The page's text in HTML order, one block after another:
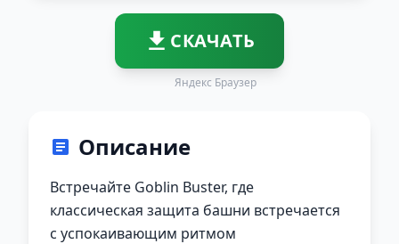
СКАЧАТЬ
Яндекс Браузер
Описание
Встречайте Goblin Buster, где
классическая защита башни встречается
с успокаивающим ритмом